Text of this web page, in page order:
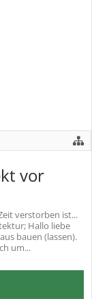
vor
verstorben ist...
Hallo liebe
bauen (lassen).
um...